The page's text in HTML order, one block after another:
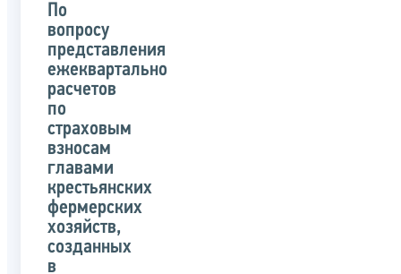
указанного
письма
По
вопросу
представления
ежеквартально
расчетов
по
страховым
взносам
главами
крестьянских
фермерских
хозяйств,
созданных
в